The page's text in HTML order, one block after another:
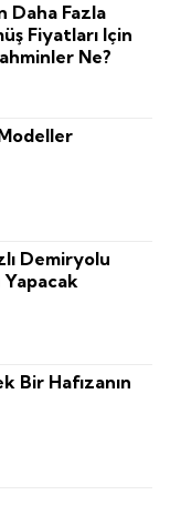
Daha Fazla
Fiyatları Için
Ne?
Demiryolu
Yapacak
Bir Hafızanın